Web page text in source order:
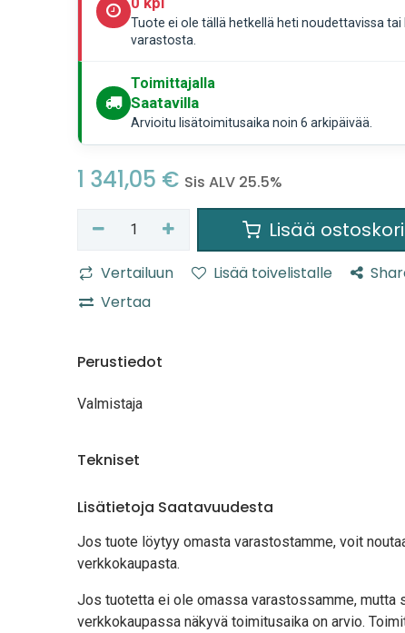
Tuote ei ole tällä hetkellä heti noudettavissa
varastosta.
Toimittajalla
Saatavilla
Arvioitu lisätoimitusaika noin 6 arkipäivää.
1 341,05 € Sis ALV 25.5%
Lisää
Vertailuun Lisää toivelistalle
Vertaa
Perustiedot
Valmistaja
Tekniset
Lisätietoja Saatavuudesta
Jos tuote löytyy omasta varastostamme, voit
verkkokaupasta.
Jos tuotetta ei ole omassa varastossamme, mutta
verkkokaupassa näkyvä toimitusaika on arvio.